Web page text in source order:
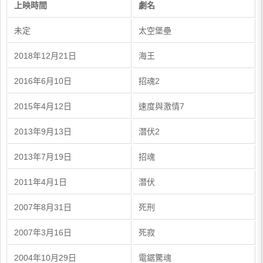
上映時間 劇名
未定 太空堡壘
2018年12月21日 海王
2016年6月10日 招魂2
2015年4月12日 速度與激情7
2013年9月13日 潛伏2
2013年7月19日 招魂
2011年4月1日 潛伏
2007年8月31日 死刑
2007年3月16日 死寂
2004年10月29日 電鋸驚魂